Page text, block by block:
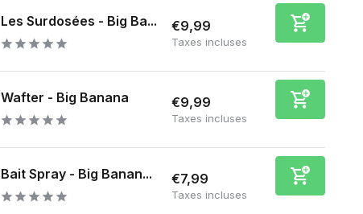
Les Surdosées - Big Ba... €9,99
Taxes incluses
Wafter - Big Banana €9,99
Taxes incluses
Bait Spray - Big Banan... €7,99
Taxes incluses